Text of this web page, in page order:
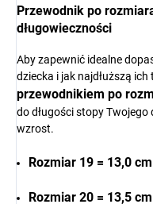
Przewodnik po
długowieczności
Aby zapewnić idealne
dziecka i jak najdłuższą
przewodnikiem po
do długości stopy
wzrost.
Rozmiar 19 = 13,0 cm
Rozmiar 20 = 13,5 cm